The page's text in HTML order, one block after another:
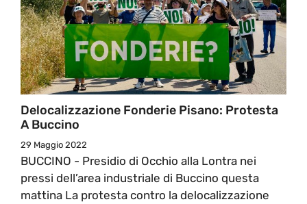
Delocalizzazione Fonderie Pisano: Protesta
A Buccino
29 Maggio 2022
BUCCINO - Presidio di Occhio alla Lontra nei
pressi dell’area industriale di Buccino questa
mattina La protesta contro la delocalizzazione